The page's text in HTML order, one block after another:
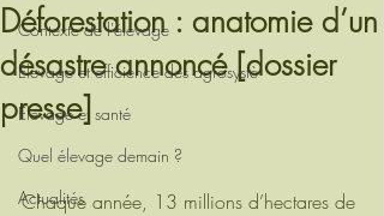
Contexte de l'élevage
Elevage et efficience des agrosystè
Elevage et santé
Quel élevage demain ?
Actualités
Déforestation : anatomie d’un
désastre annoncé [dossier
presse]
Chaque année, 13 millions d’hectares de